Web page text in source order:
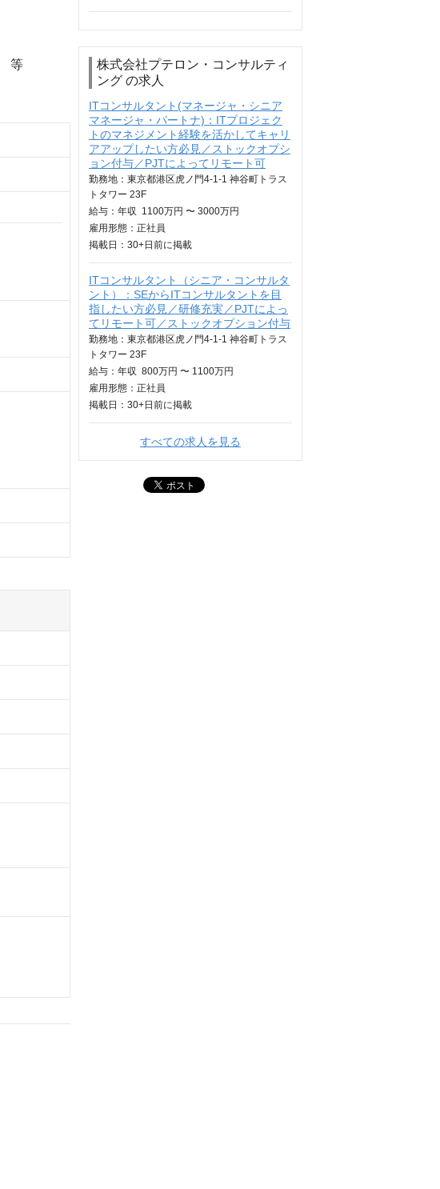
等
株式会社プテロン・コンサルティ
ング の求人
ITコンサルタント(マネージャ・シニア
マネージャ・パートナ)：ITプロジェク
トのマネジメント経験を活かしてキャリ
アアップしたい方必見／ストックオプシ
ョン付与／PJTによってリモート可
勤務地：東京都港区虎ノ門4-1-1 神谷町トラス
トタワー 23F
給与： 年収 1100万円 〜 3000万円
雇用形態：正社員
掲載日： 30+日 前に掲載
ITコンサルタント（シニア・コンサルタ
ント）：SEからITコンサルタントを目
指したい方必見／研修充実／PJTによっ
てリモート可／ストックオプション付与
勤務地：東京都港区虎ノ門4-1-1 神谷町トラス
トタワー 23F
給与： 年収 800万円 〜 1100万円
雇用形態：正社員
掲載日： 30+日 前に掲載
すべての求人を見る